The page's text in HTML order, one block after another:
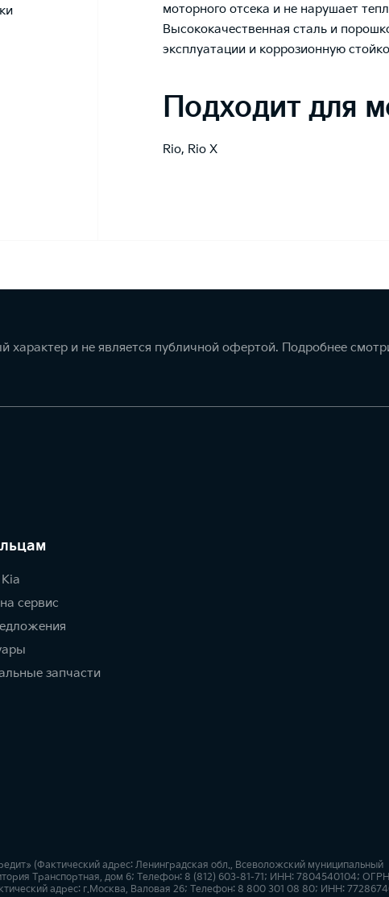
моторного отсека и не нарушает
Высококачественная сталь и
эксплуатации и коррозионную
Подходит для
Rio, Rio X
и не является публичной офертой. Подробнее
сервис
запчасти
(Фактический адрес: Ленинградская обл., Всеволожский муниципальный
Транспортная, дом 6; Телефон: 8 (812) 603-81-71; ИНН: 7804540104;
адрес: г.Москва, Валовая 26; Телефон: 8 800 301 08 80; ИНН: